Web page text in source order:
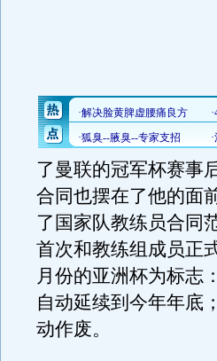
了曼联的冠军杯赛事
合同也摆在了他的面
了国家队教练员合同
首次和教练组成员正
月份的亚洲杯为标志
自动延续到今年年底
动作废。